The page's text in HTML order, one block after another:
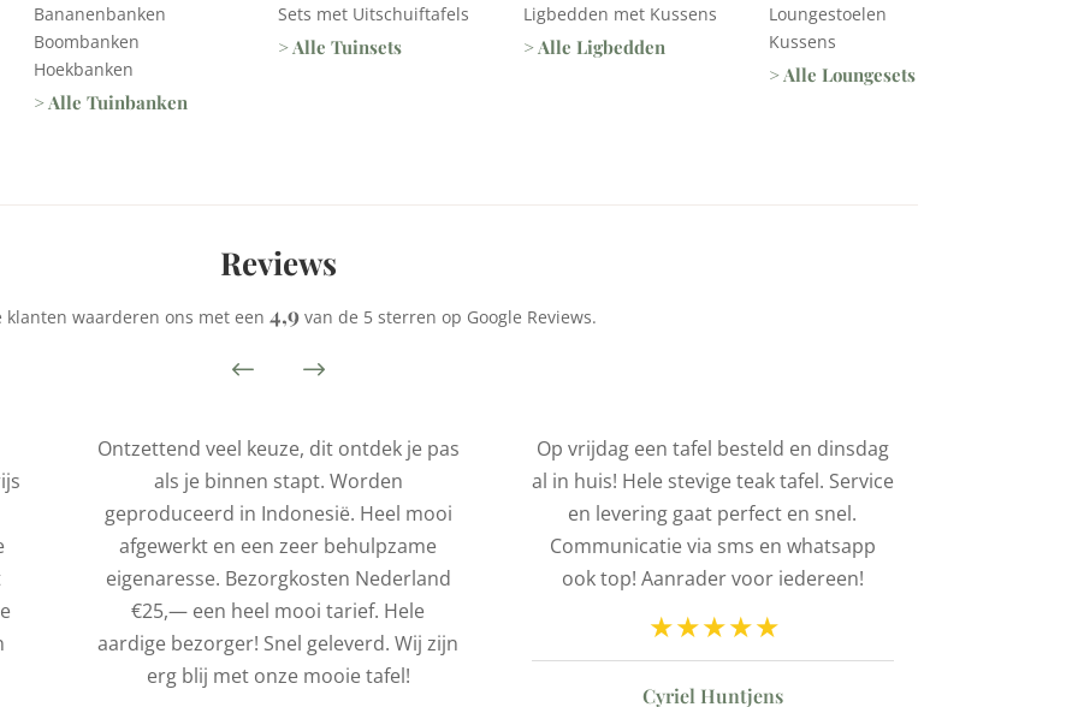
Bananenbanken
Boombanken
Hoekbanken
> Alle Tuinbanken
Sets met Uitschuiftafels
> Alle Tuinsets
Ligbedden met Kussens
> Alle Ligbedden
Loungestoelen
Kussens
> Alle Loungesets
Reviews
klanten waarderen ons met een 4,9 van de 5 sterren op Google Reviews.
Ontzettend veel keuze, dit ontdek je pas
als je binnen stapt. Worden
geproduceerd in Indonesië. Heel mooi
afgewerkt en een zeer behulpzame
eigenaresse. Bezorgkosten Nederland
€25,— een heel mooi tarief. Hele
aardige bezorger! Snel geleverd. Wij zijn
erg blij met onze mooie tafel!
Op vrijdag een tafel besteld en dinsdag
al in huis! Hele stevige teak tafel. Service
en levering gaat perfect en snel.
Communicatie via sms en whatsapp
ook top! Aanrader voor iedereen!
Cyriel Huntjens